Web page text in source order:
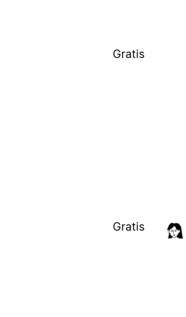
Gratis
Gratis